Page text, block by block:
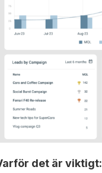
det är viktigt: